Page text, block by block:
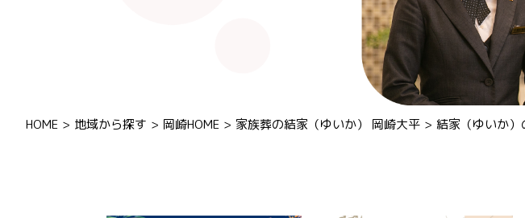
HOME 地域から探す 岡崎HOME 家族葬の結家（ゆいか） 岡崎大平 結家（ゆいか